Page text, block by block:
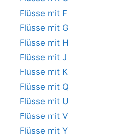
Flüsse mit F
Flüsse mit G
Flüsse mit H
Flüsse mit J
Flüsse mit K
Flüsse mit Q
Flüsse mit U
Flüsse mit V
Flüsse mit Y